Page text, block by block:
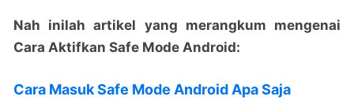
Nah inilah artikel yang merangkum mengenai
Cara Aktifkan Safe Mode Android:
Cara Masuk Safe Mode Android Apa Saja